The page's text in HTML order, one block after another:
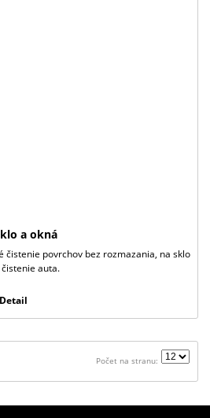
a okná
čistenie povrchov bez rozmazania, na sklo
auta.
Detail
Počet na stranu: